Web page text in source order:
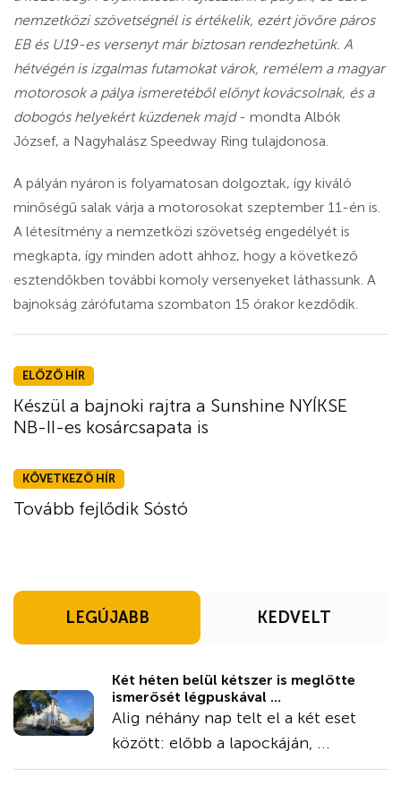
nemzetközi szövetségnél is értékelik, ezért jövőre páros
EB és U19-es versenyt már biztosan rendezhetünk. A
hétvégén is izgalmas futamokat várok, remélem a magyar
motorosok a pálya ismeretéből előnyt kovácsolnak, és a
dobogós helyekért küzdenek majd- mondta Albók
József, a Nagyhalász Speedway Ring tulajdonosa.
A pályán nyáron is folyamatosan dolgoztak, így kiváló
minőségű salak várja a motorosokat szeptember 11-én is.
A létesítmény a nemzetközi szövetség engedélyét is
megkapta, így minden adott ahhoz, hogy a következő
esztendőkben további komoly versenyeket láthassunk. A
bajnokság zárófutama szombaton 15 órakor kezdődik.
ELŐZŐ HÍR
Készül a bajnoki rajtra a Sunshine NYÍKSE
NB-II-es kosárcsapata is
KÖVETKEZŐ HÍR
Tovább fejlődik Sóstó
LEGÚJABB KEDVELT
Két héten belül kétszer is meglőtte
ismerősét légpuskával ...
Alig néhány nap telt el a két eset
között: előbb a lapockáján, ...